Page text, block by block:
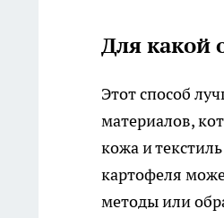
Для какой
Этот способ
материалов,
кожа и
картофеля
методы или